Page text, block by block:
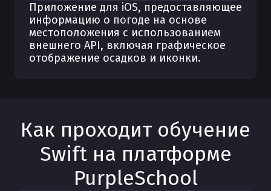
Приложение для iOS, предоставляющее
информацию о погоде на основе
местоположения с использованием
внешнего API, включая графическое
отображение осадков и иконки.
Как проходит обучение
Swiftна платформе
PurpleSchool